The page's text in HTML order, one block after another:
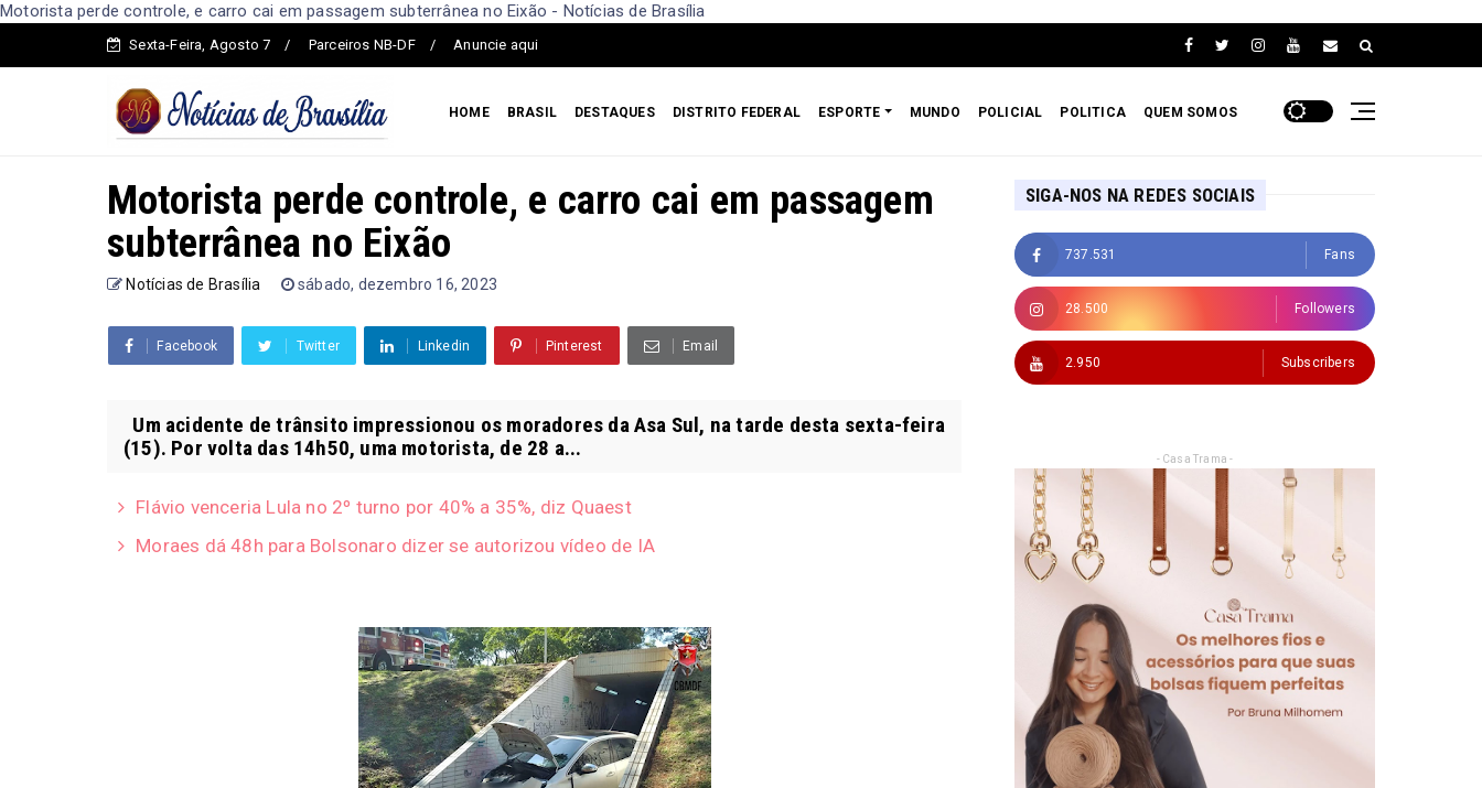
Motorista perde controle, e carro cai em passagem subterrânea no Eixão - Notícias de Brasília
Sexta-Feira, Agosto 7 Parceiros NB-DF Anuncie aqui
HOME BRASIL DESTAQUES DISTRITO FEDERAL ESPORTE MUNDO POLICIAL POLITICA QUEM SOMOS
Motorista perde controle, e carro cai em passagem
subterrânea no Eixão
Notícias de Brasília sábado, dezembro 16, 2023
Facebook Twitter Linkedin Pinterest Email
Um acidente de trânsito impressionou os moradores da Asa Sul, na tarde desta sexta-feira
(15). Por volta das 14h50, uma motorista, de 28 a...
Flávio venceria Lula no 2º turno por 40% a 35%, diz Quaest
Moraes dá 48h para Bolsonaro dizer se autorizou vídeo de IA
SIGA-NOS NA REDES SOCIAIS
737.531 Fans
28.500 Followers
2.950 Subscribers
- Casa Trama -